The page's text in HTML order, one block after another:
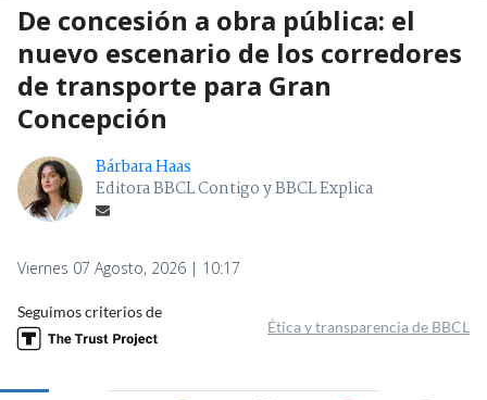
De concesión a obra pública: el
nuevo escenario de los corredores
de transporte para Gran
Concepción
Bárbara Haas
Editora BBCL Contigo y BBCL Explica
Viernes 07 Agosto, 2026 | 10:17
Seguimos criterios de
Ética y transparencia de BBCL